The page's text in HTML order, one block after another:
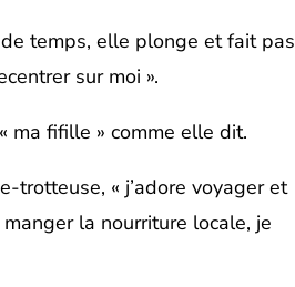
temps, elle plonge et fait pas
sur moi ».
ma fifille » comme elle dit.
trotteuse, « j’adore voyager et
la nourriture locale, je